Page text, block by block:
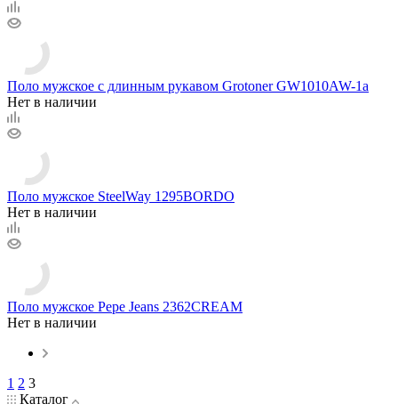
Поло мужское с длинным рукавом Grotoner GW1010AW-1a
Нет в наличии
Поло мужское SteelWay 1295BORDO
Нет в наличии
Поло мужское Pepe Jeans 2362CREAM
Нет в наличии
1 2 3
Каталог